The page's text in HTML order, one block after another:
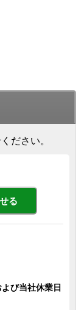
ださい。
る
び当社休業日